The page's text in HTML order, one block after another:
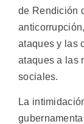
de Rendición
ataques y las
ataques a las
sociales.
La